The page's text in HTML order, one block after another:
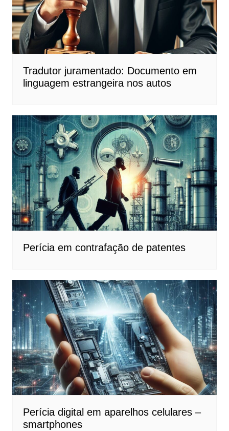
Tradutor juramentado: Documento em
linguagem estrangeira nos autos
Perícia em contrafação de patentes
Perícia digital em aparelhos celulares –
smartphones